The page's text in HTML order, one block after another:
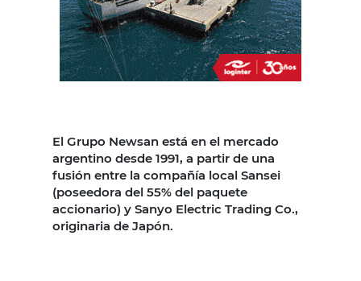
El Grupo Newsan está en el mercado
argentino desde 1991, a partir de una
fusión entre la compañía local Sansei
(poseedora del 55% del paquete
accionario) y Sanyo Electric Trading Co.,
originaria de Japón.